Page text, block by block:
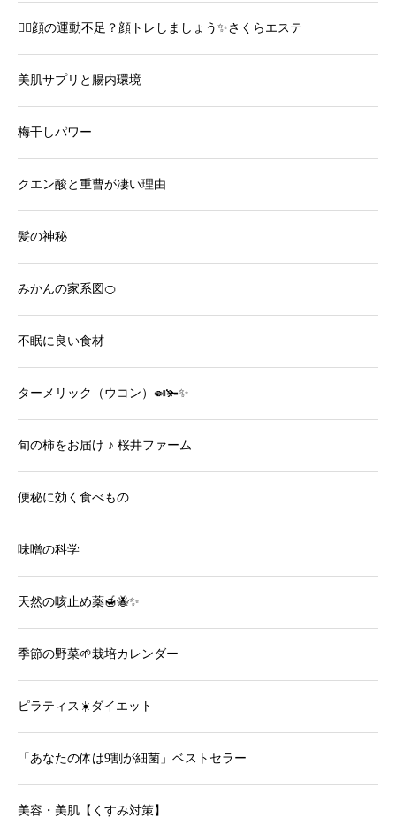
💆‍♀️顔の運動不足？顔トレしましょう✨さくらエステ
美肌サプリと腸内環境
梅干しパワー
クエン酸と重曹が凄い理由
髪の神秘
みかんの家系図🍊
不眠に良い食材
ターメリック（ウコン）🍛🫚✨
旬の柿をお届け ♪ 桜井ファーム
便秘に効く食べもの
味噌の科学
天然の咳止め薬🍯🐝✨
季節の野菜🌱栽培カレンダー
ピラティス☀️ダイエット
「あなたの体は9割が細菌」ベストセラー
美容・美肌【くすみ対策】